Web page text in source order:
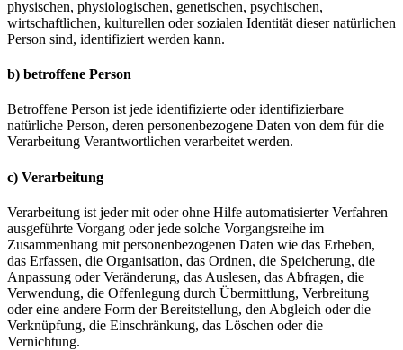
physischen, physiologischen, genetischen, psychischen,
wirtschaftlichen, kulturellen oder sozialen Identität dieser natürlichen
Person sind, identifiziert werden kann.
b) betroffene Person
Betroffene Person ist jede identifizierte oder identifizierbare
natürliche Person, deren personenbezogene Daten von dem für die
Verarbeitung Verantwortlichen verarbeitet werden.
c) Verarbeitung
Verarbeitung ist jeder mit oder ohne Hilfe automatisierter Verfahren
ausgeführte Vorgang oder jede solche Vorgangsreihe im
Zusammenhang mit personenbezogenen Daten wie das Erheben,
das Erfassen, die Organisation, das Ordnen, die Speicherung, die
Anpassung oder Veränderung, das Auslesen, das Abfragen, die
Verwendung, die Offenlegung durch Übermittlung, Verbreitung
oder eine andere Form der Bereitstellung, den Abgleich oder die
Verknüpfung, die Einschränkung, das Löschen oder die
Vernichtung.